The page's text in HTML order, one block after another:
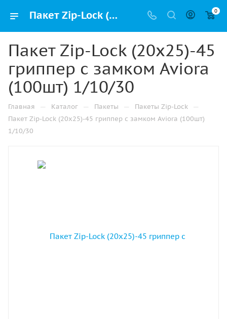
Пакет Zip-Lock (20х25)-45 гриппер с замком Aviora (100шт) 1/10/30 купить в Ижевске с доставкой оптом и в розницу 0
Пакет Zip-Lock (20х25)-45
гриппер с замком Aviora
(100шт) 1/10/30
Главная — Каталог — Пакеты — Пакеты Zip-Lock —
Пакет Zip-Lock (20х25)-45 гриппер с замком Aviora (100шт)
1/10/30